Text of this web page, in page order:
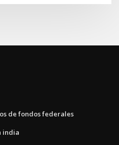
de fondos federales
india